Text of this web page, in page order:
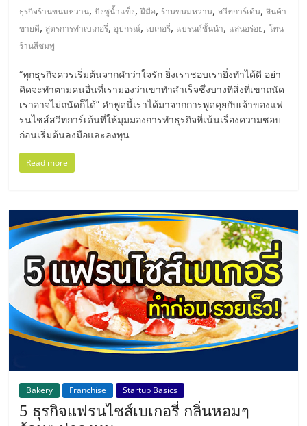
ที่
ปรึกษา
การ
ลงทุน
และ
ขยาย
สา
ขา
แฟ
รน
ไชส์,
ธุรกิจร้านขนมหวาน,บิงซูน้ำแข็ง,ฝีมือ, ร้านขนมหวาน, สวีทการ์เด้น,สินค้า
ขายดี, สูตรการทำเบเกอรี่, อุปกรณ์, เบเกอรี่, แบรนด์ชั้นนำ, แสนอร่อย,โทน
ร้านสีชมพู
“ทุกธุรกิจควรเริ่มต้นจากคำว่าใจรัก ยิ่งเราชอบเรายิ่งทำได้ดี อย่า
คิดจะทำตามคนอื่นที่เรามองว่าเขาทำสำเร็จซึ่งบางทีสิ่งที่เขาถนัด
เราอาจไม่ถนัดก็ได้” คำพูดนี้เราได้มาจากการพูดคุยกับเจ้าของแฟ
รนไชส์สวีทการ์เด้นที่ให้มุมมองการทำธุรกิจที่เน้นเรื่องความชอบ
ก่อนเริ่มต้นลงมือและลงทุน
Read more
Bakery Franchise Startup Basics
5 ธุรกิจแฟรนไชส์เบเกอรี่ กลิ่นหอมๆ